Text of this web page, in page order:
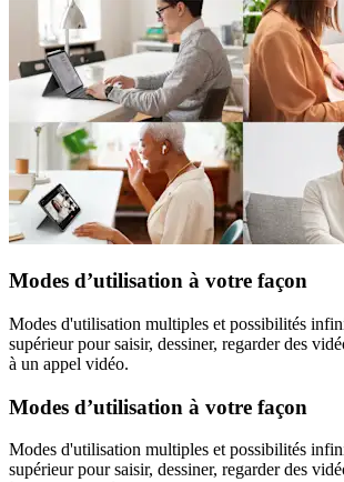
Modes d’utilisation à votre façon
Modes d'utilisation multiples et possibilités
supérieur pour saisir, dessiner, regarder des
à un appel vidéo.
Modes d’utilisation à votre façon
Modes d'utilisation multiples et possibilités
supérieur pour saisir, dessiner, regarder des